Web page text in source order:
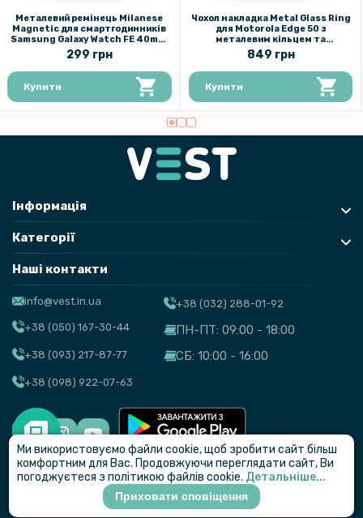
Металевий ремінець Milanese
Magnetic для смартгодинників
Samsung Galaxy Watch FE 40mm,
20mm
299 грн
Купити
Чохол накладка Metal Glass Ring
для Motorola Edge 50 з
металевим кільцем та
додатковим захистом на камеру
849 грн
Купити
Інформація
Категорії
Наші контакти
info@vest.in.ua
+38 (050) 167-30-44
+38 (093) 217-87-77
+38 (098) 922-07-63
+38 (032) 288-01-92
ПН-ПТ: 09:00 - 18:00
СБ: 10:00 - 16:00
© VEST
Ми використовуємо файли cookie, щоб зробити сайт більш
комфортним для Вас. Продовжуючи переглядати сайт, Ви
погоджуєтеся з політикою файлів cookie. Детальніше...
Приховати сповіщення